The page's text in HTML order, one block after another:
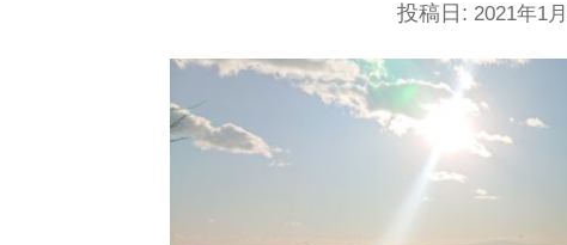
投稿日: 2021年1